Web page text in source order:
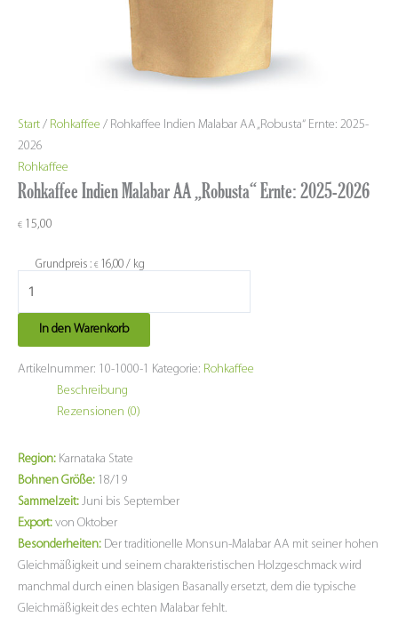
Start / Rohkaffee / Rohkaffee Indien Malabar AA „Robusta“ Ernte: 2025-
2026
Rohkaffee
Rohkaffee Indien Malabar AA „Robusta“ Ernte: 2025-2026
€ 15,00
Grundpreis : € 16,00 / kg
In den Warenkorb
Artikelnummer: 10-1000-1 Kategorie: Rohkaffee
Beschreibung
Rezensionen (0)
Region: Karnataka State
Bohnen Größe: 18/19
Sammelzeit: Juni bis September
Export: von Oktober
Besonderheiten: Der traditionelle Monsun-Malabar AA mit seiner hohen
Gleichmäßigkeit und seinem charakteristischen Holzgeschmack wird
manchmal durch einen blasigen Basanally ersetzt, dem die typische
Gleichmäßigkeit des echten Malabar fehlt.